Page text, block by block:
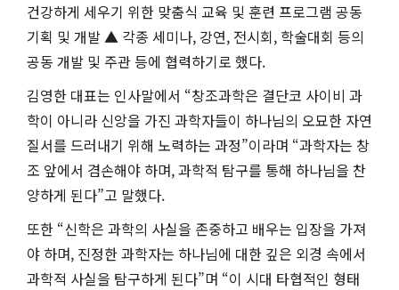
건강하게 세우기 위한 맞춤식 교육 및 훈련 프로그램 공동
기획 및 개발 ▲ 각종 세미나, 강연, 전시회, 학술대회 등의
공동 개발 및 주관 등에 협력하기로 했다.
김영한 대표는 인사말에서 “창조과학은 결단코 사이비 과
학이 아니라 신앙을 가진 과학자들이 하나님의 오묘한 자연
질서를 드러내기 위해 노력하는 과정”이라며 “과학자는 창
조 앞에서 겸손해야 하며, 과학적 탐구를 통해 하나님을 찬
양하게 된다”고 말했다.
또한 “신학은 과학의 사실을 존중하고 배우는 입장을 가져
야 하며, 진정한 과학자는 하나님에 대한 깊은 외경 속에서
과학적 사실을 탐구하게 된다”며 “이 시대 타협적인 형태